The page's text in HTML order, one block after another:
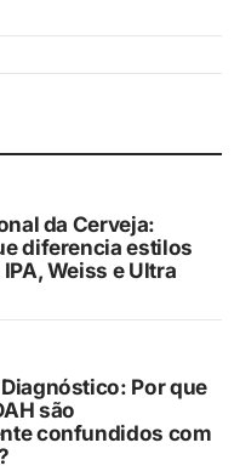
da Cerveja:
diferencia estilos
Weiss e Ultra
Por que
são
confundidos com